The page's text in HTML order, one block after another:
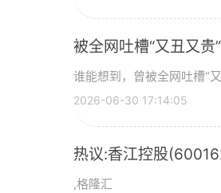
被全网吐槽“又丑又
谁能想到，曾被全网吐槽“
2026-06-30 17:14:05
热议:香江控股
,格隆汇